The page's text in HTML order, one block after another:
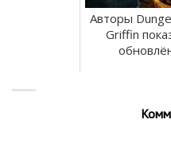
Авторы
Griffin